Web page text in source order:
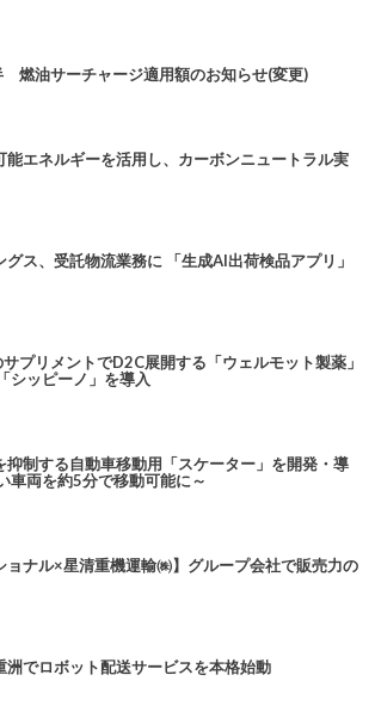
燃油サーチャージ適用額のお知らせ(変更)
能エネルギーを活用し、カーボンニュートラル実
ス、受託物流業務に 「生成AI出荷検品アプリ」
プリメントでD2C展開する「ウェルモット製薬」
シッピーノ」を導入
抑制する自動車移動用「スケーター」を開発・導
車両を約5分で移動可能に～
ョナル×星清重機運輸㈱】グループ会社で販売力の
洲でロボット配送サービスを本格始動